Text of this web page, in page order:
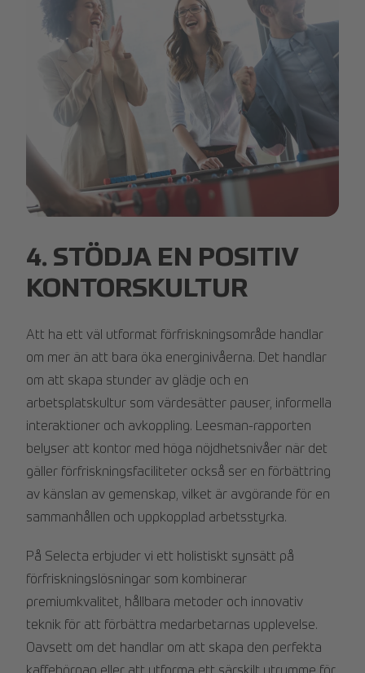
4. STÖDJA EN POSITIV
KONTORSKULTUR
Att ha ett väl utformat förfriskningsområde handlar
om mer än att bara öka energinivåerna. Det handlar
om att skapa stunder av glädje och en
arbetsplatskultur som värdesätter pauser, informella
interaktioner och avkoppling. Leesman-rapporten
belyser att kontor med höga nöjdhetsnivåer när det
gäller förfriskningsfaciliteter också ser en förbättring
av känslan av gemenskap, vilket är avgörande för en
sammanhållen och uppkopplad arbetsstyrka.
På Selecta erbjuder vi ett holistiskt synsätt på
förfriskningslösningar som kombinerar
premiumkvalitet, hållbara metoder och innovativ
teknik för att förbättra medarbetarnas upplevelse.
Oavsett om det handlar om att skapa den perfekta